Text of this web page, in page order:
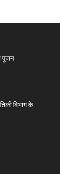
पूजन
विभाग के